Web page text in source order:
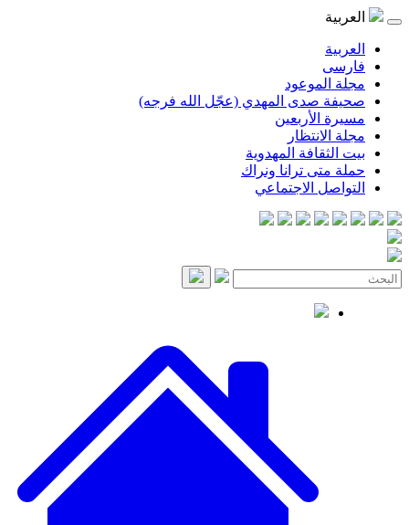
العربية
العربية
فارسی
مجلة الموعود
صحيفة صدى المهدي (عجّل الله فرجه)
مسيرة الأربعين
مجلة الانتظار
بيت الثقافة المهدوية
حملة متى ترانا ونراك
التواصل الاجتماعي